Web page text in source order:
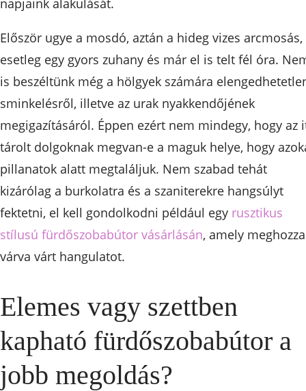
Először ugye a mosdó, aztán a hideg vizes arcmosás,
esetleg egy gyors zuhany és már el is telt fél óra.
is beszéltünk még a hölgyek számára
sminkelésről, illetve az urak nyakkendőjének
megigazításáról. Éppen ezért nem mindegy, hogy az
tárolt dolgoknak megvan-e a maguk helye, hogy
pillanatok alatt megtaláljuk. Nem szabad tehát
kizárólag a burkolatra és a szaniterekre hangsúlyt
fektetni, el kell gondolkodni például egy rusztikus
stílusú fürdőszobabútor vásárlásán, amely
várva várt hangulatot.
Elemes vagy szettben
kapható fürdőszobabútor a
jobb megoldás?